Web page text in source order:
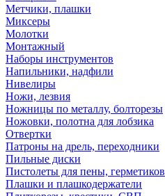
Метчики, плашки
Миксеры
Молотки
Монтажный
Наборы инструментов
Напильники, надфили
Нивелиры
Ножи, лезвия
Ножницы по металлу, болторезы
Ножовки, полотна для лобзика
Отвертки
Патроны на дрель, переходники
Пильные диски
Пистолеты для пены, герметиков
Плашки и плашкодержатели